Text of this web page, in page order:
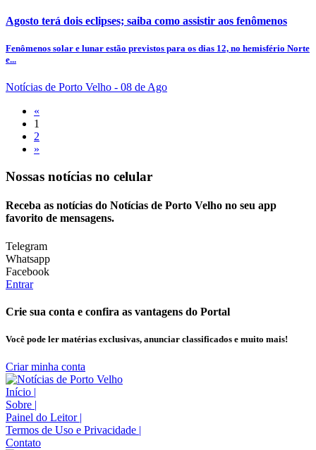
Agosto terá dois eclipses; saiba como assistir aos fenômenos
Fenômenos solar e lunar estão previstos para os dias 12, no hemisfério Norte
e...
Notícias de Porto Velho - 08 de Ago
«
1
2
»
Nossas notícias no celular
Receba as notícias do Notícias de Porto Velho no seu app
favorito de mensagens.
Telegram
Whatsapp
Facebook
Entrar
Crie sua conta e confira as vantagens do Portal
Você pode ler matérias exclusivas, anunciar classificados e muito mais!
Criar minha conta
Início |
Sobre |
Painel do Leitor |
Termos de Uso e Privacidade |
Contato